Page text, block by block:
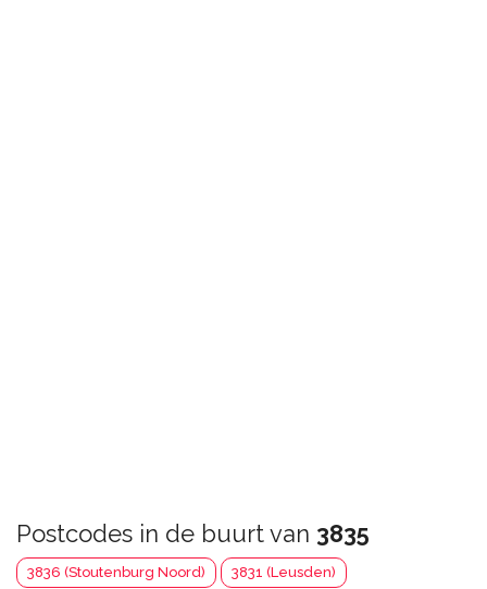
Postcodes in de buurt van 3835
3836 (Stoutenburg Noord) 3831 (Leusden)